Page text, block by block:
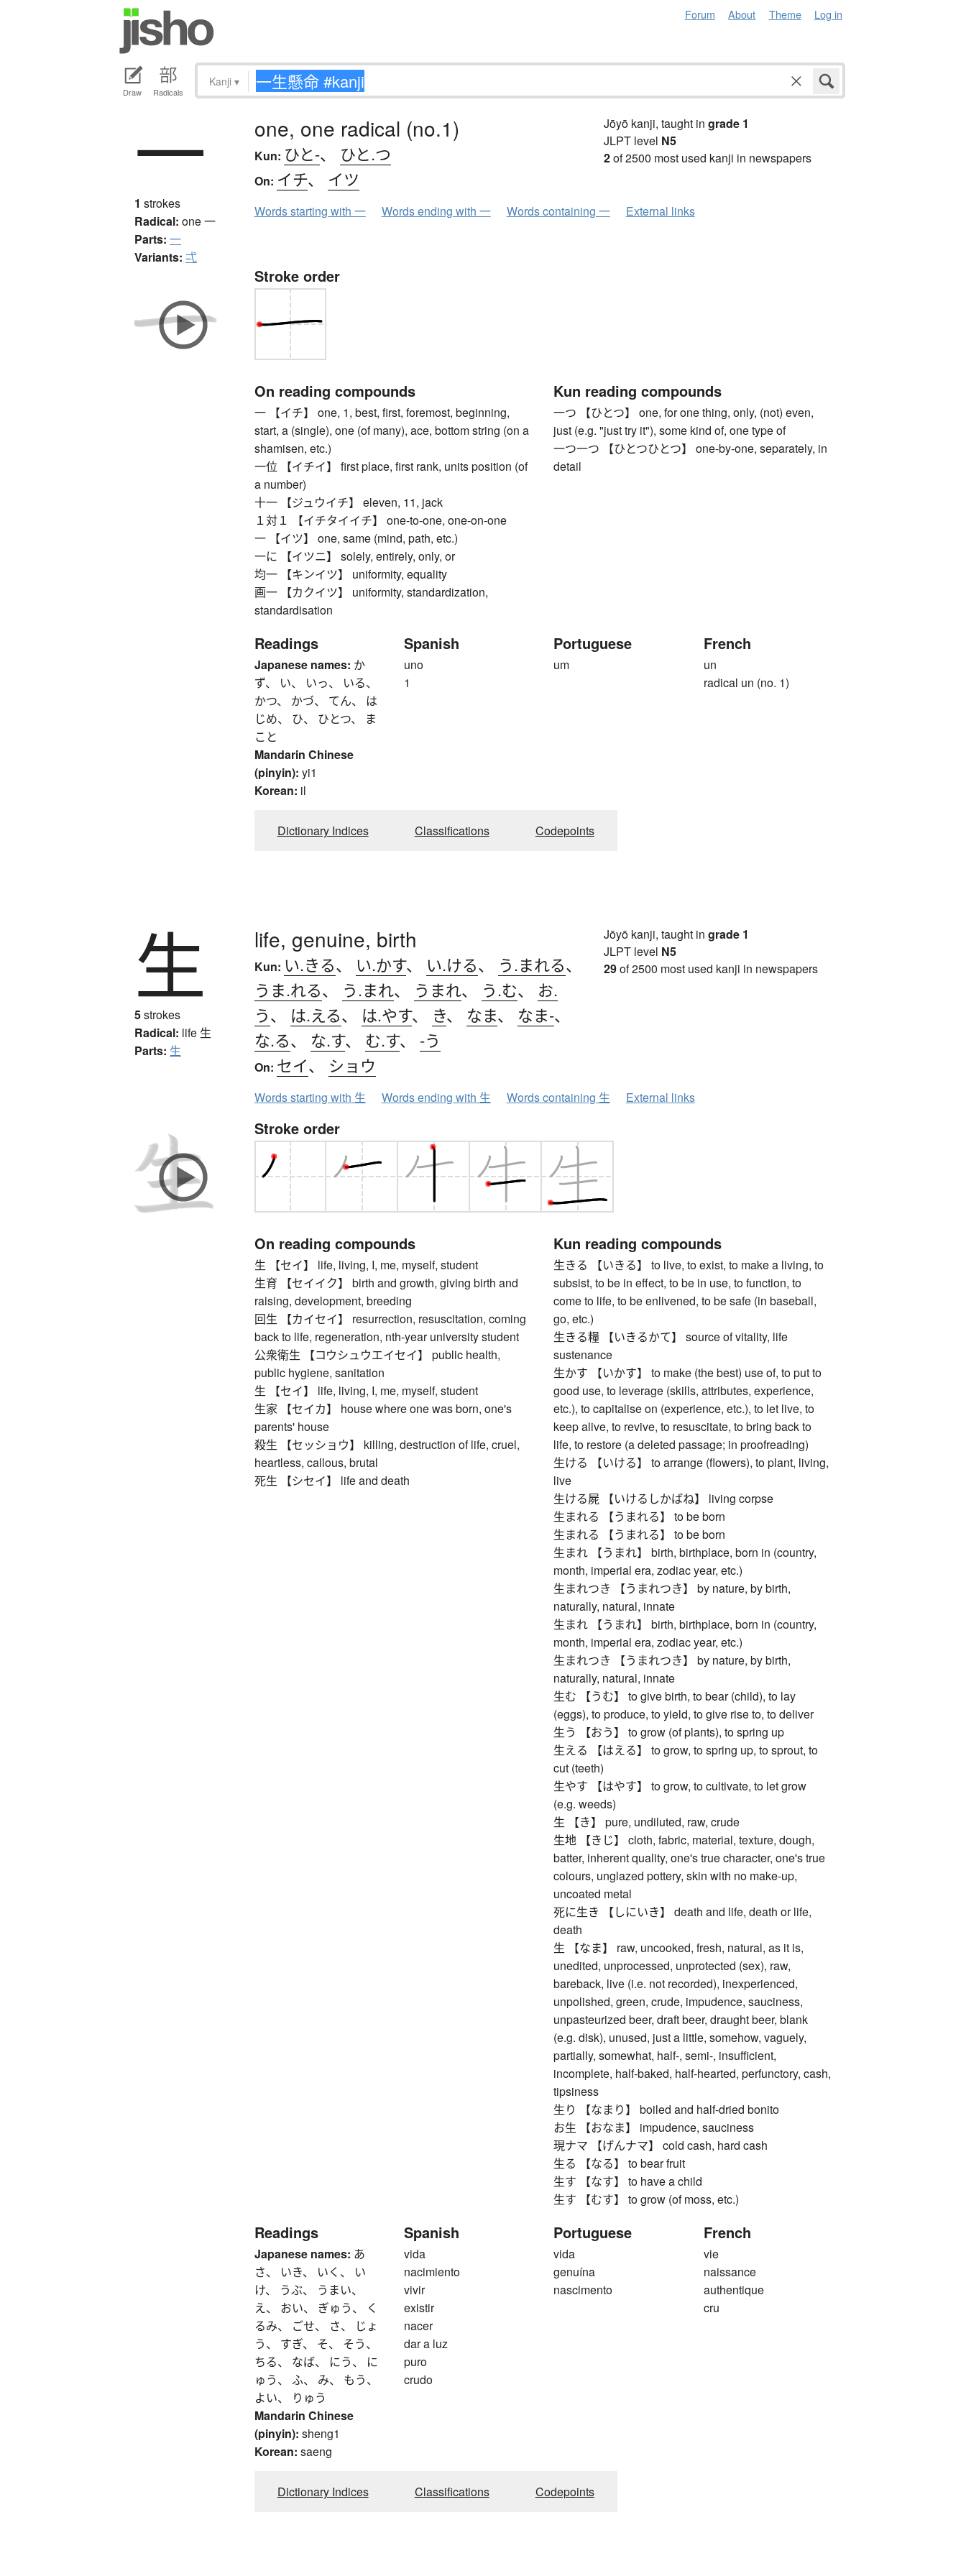
Forum About Theme Log in
Draw Radicals
Kanji ▾
一
1 strokes
Radical: one一
Parts: 一
Variants: 弌
one, one radical (no.1)
Kun: ひと-、 ひと.つ
On: イチ、 イツ
Jōyō kanji, taught in grade 1
JLPT level N5
2of 2500 most used kanji in newspapers
Words starting with 一 Words ending with 一 Words containing 一 External links
Stroke order
On reading compounds
一 【イチ】 one, 1, best, first, foremost, beginning,
start, a (single), one (of many), ace, bottom string (on a
shamisen, etc.)
一位 【イチイ】 first place, first rank, units position (of
a number)
十一 【ジュウイチ】 eleven, 11, jack
１対１ 【イチタイイチ】 one-to-one, one-on-one
一 【イツ】 one, same (mind, path, etc.)
一に 【イツニ】 solely, entirely, only, or
均一 【キンイツ】 uniformity, equality
画一 【カクイツ】 uniformity, standardization,
standardisation
Kun reading compounds
一つ 【ひとつ】 one, for one thing, only, (not) even,
just (e.g. "just try it"), some kind of, one type of
一つ一つ 【ひとつひとつ】 one-by-one, separately, in
detail
Readings
Japanese names: か
ず、 い、 いっ、 いる、
かつ、 かづ、 てん、 は
じめ、 ひ、 ひとつ、 ま
こと
Mandarin Chinese
(pinyin): yi1
Korean: il
Spanish
uno
1
Portuguese
um
French
un
radical un (no. 1)
Dictionary Indices Classifications Codepoints
生
5strokes
Radical: life 生
Parts: 生
life, genuine, birth
Kun: い.きる、 い.かす、 い.ける、 う.まれる、
うま.れる、 う.まれ、 うまれ、 う.む、 お.
う、 は.える、 は.やす、 き、 なま、 なま-、
な.る、 な.す、 む.す、 -う
On: セイ、 ショウ
Jōyō kanji, taught in grade 1
JLPT level N5
29of 2500 most used kanji in newspapers
Words starting with 生 Words ending with 生 Words containing 生 External links
Stroke order
On reading compounds
生 【セイ】 life, living, I, me, myself, student
生育 【セイイク】 birth and growth, giving birth and
raising, development, breeding
回生 【カイセイ】 resurrection, resuscitation, coming
back to life, regeneration, nth-year university student
公衆衛生 【コウシュウエイセイ】 public health,
public hygiene, sanitation
生 【セイ】 life, living, I, me, myself, student
生家 【セイカ】 house where one was born, one's
parents' house
殺生 【セッショウ】 killing, destruction of life, cruel,
heartless, callous, brutal
死生 【シセイ】 life and death
Kun reading compounds
生きる 【いきる】 to live, to exist, to make a living, to
subsist, to be in effect, to be in use, to function, to
come to life, to be enlivened, to be safe (in baseball,
go, etc.)
生きる糧 【いきるかて】 source of vitality, life
sustenance
生かす 【いかす】 to make (the best) use of, to put to
good use, to leverage (skills, attributes, experience,
etc.), to capitalise on (experience, etc.), to let live, to
keep alive, to revive, to resuscitate, to bring back to
life, to restore (a deleted passage; in proofreading)
生ける 【いける】 to arrange (flowers), to plant, living,
live
生ける屍 【いけるしかばね】 living corpse
生まれる 【うまれる】 to be born
生まれる 【うまれる】 to be born
生まれ 【うまれ】 birth, birthplace, born in (country,
month, imperial era, zodiac year, etc.)
生まれつき 【うまれつき】 by nature, by birth,
naturally, natural, innate
生まれ 【うまれ】 birth, birthplace, born in (country,
month, imperial era, zodiac year, etc.)
生まれつき 【うまれつき】 by nature, by birth,
naturally, natural, innate
生む 【うむ】 to give birth, to bear (child), to lay
(eggs), to produce, to yield, to give rise to, to deliver
生う 【おう】 to grow (of plants), to spring up
生える 【はえる】 to grow, to spring up, to sprout, to
cut (teeth)
生やす 【はやす】 to grow, to cultivate, to let grow
(e.g. weeds)
生 【き】 pure, undiluted, raw, crude
生地 【きじ】 cloth, fabric, material, texture, dough,
batter, inherent quality, one's true character, one's true
colours, unglazed pottery, skin with no make-up,
uncoated metal
死に生き 【しにいき】 death and life, death or life,
death
生 【なま】 raw, uncooked, fresh, natural, as it is,
unedited, unprocessed, unprotected (sex), raw,
bareback, live (i.e. not recorded), inexperienced,
unpolished, green, crude, impudence, sauciness,
unpasteurized beer, draft beer, draught beer, blank
(e.g. disk), unused, just a little, somehow, vaguely,
partially, somewhat, half-, semi-, insufficient,
incomplete, half-baked, half-hearted, perfunctory, cash,
tipsiness
生り 【なまり】 boiled and half-dried bonito
お生 【おなま】 impudence, sauciness
現ナマ 【げんナマ】 cold cash, hard cash
生る 【なる】 to bear fruit
生す 【なす】 to have a child
生す 【むす】 to grow (of moss, etc.)
Readings
Japanese names: あ
さ、 いき、 いく、 い
け、 うぶ、 うまい、
え、 おい、 ぎゅう、 く
るみ、 ごせ、 さ、 じょ
う、 すぎ、 そ、 そう、
ちる、 なば、 にう、 に
ゅう、 ふ、 み、 もう、
よい、 りゅう
Mandarin Chinese
(pinyin): sheng1
Korean: saeng
Spanish
vida
nacimiento
vivir
existir
nacer
dar a luz
puro
crudo
Portuguese
vida
genuína
nascimento
French
vie
naissance
authentique
cru
Dictionary Indices Classifications Codepoints